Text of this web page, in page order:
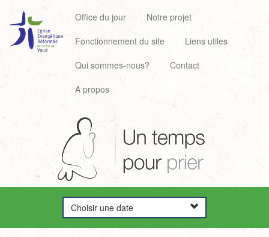
Office du jour
Notre projet
Fonctionnement du site
Liens utiles
Qui sommes-nous?
Contact
A propos
Choisir une date